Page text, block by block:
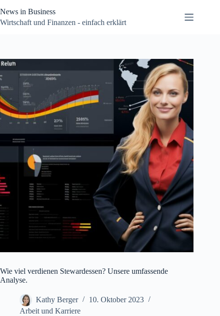
Inhalt
springen
News in Business
Wirtschaft und Finanzen - einfach erklärt
Wie viel verdienen Stewardessen? Unsere umfassende
Analyse.
Kathy Berger
10. Oktober 2023
Arbeit und Karriere